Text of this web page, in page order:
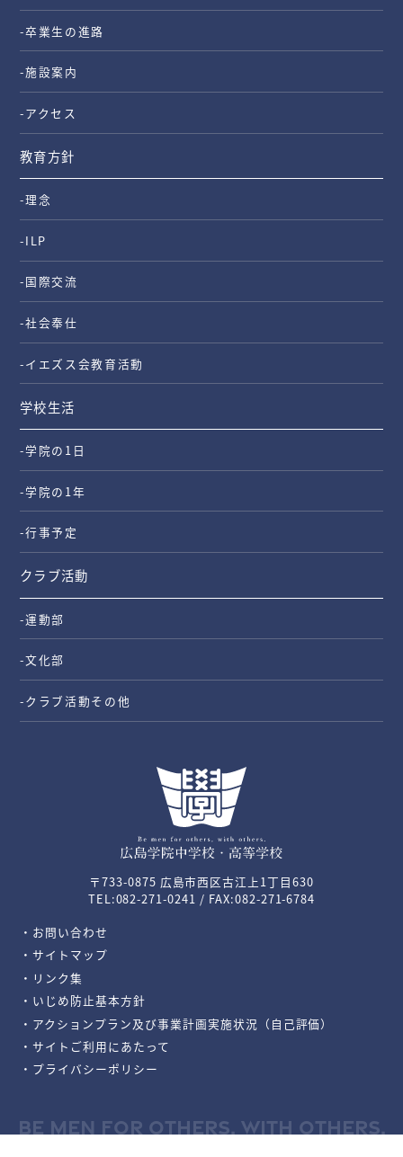
〒733-0875 広島市西区古江上1丁目630
TEL:082-271-0241 / FAX:082-271-6784
・お問い合わせ
・サイトマップ
・リンク集
・いじめ防止基本方針
・アクションプラン及び事業計画実施状況（自己評価）
・サイトご利用にあたって
・プライバシーポリシー
-卒業生の進路
-施設案内
-アクセス
教育方針
-理念
-ILP
-国際交流
-社会奉仕
-イエズス会教育活動
学校生活
-学院の1日
-学院の1年
-行事予定
クラブ活動
-運動部
-文化部
-クラブ活動その他
BE MEN FOR OTHERS, WITH OTHERS.